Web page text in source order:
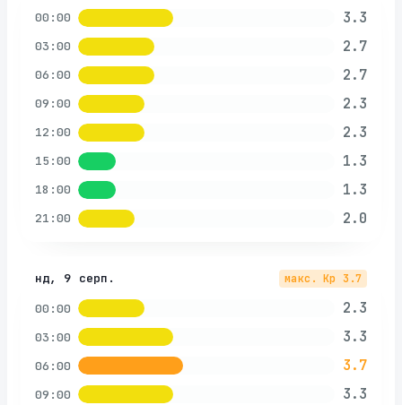
00:00 3.3
03:00 2.7
06:00 2.7
09:00 2.3
12:00 2.3
15:00 1.3
18:00 1.3
21:00 2.0
нд, 9 серп. макс. Kp 3.7
00:00 2.3
03:00 3.3
06:00 3.7
09:00 3.3